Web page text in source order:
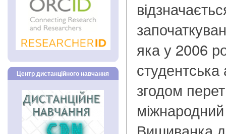
Центр дистанційного навчання
яка у 2006
студентська
згодом